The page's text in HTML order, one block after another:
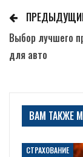
Выбор лучшего
для авто
ВАМ ТАКЖЕ
СТРАХОВАНИЕ